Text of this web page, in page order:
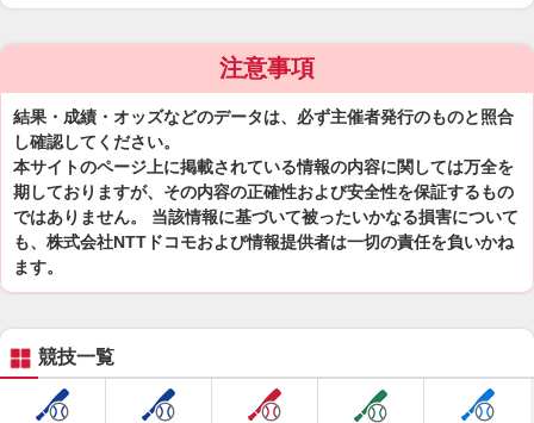
注意事項
結果・成績・オッズなどのデータは、必ず主催者発行のものと照合
し確認してください。
本サイトのページ上に掲載されている情報の内容に関しては万全を
期しておりますが、その内容の正確性および安全性を保証するもの
ではありません。 当該情報に基づいて被ったいかなる損害について
も、株式会社NTTドコモおよび情報提供者は一切の責任を負いかね
ます。
競技一覧